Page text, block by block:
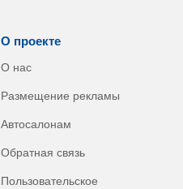
О проекте
О нас
Размещение рекламы
Автосалонам
Обратная связь
Пользовательское